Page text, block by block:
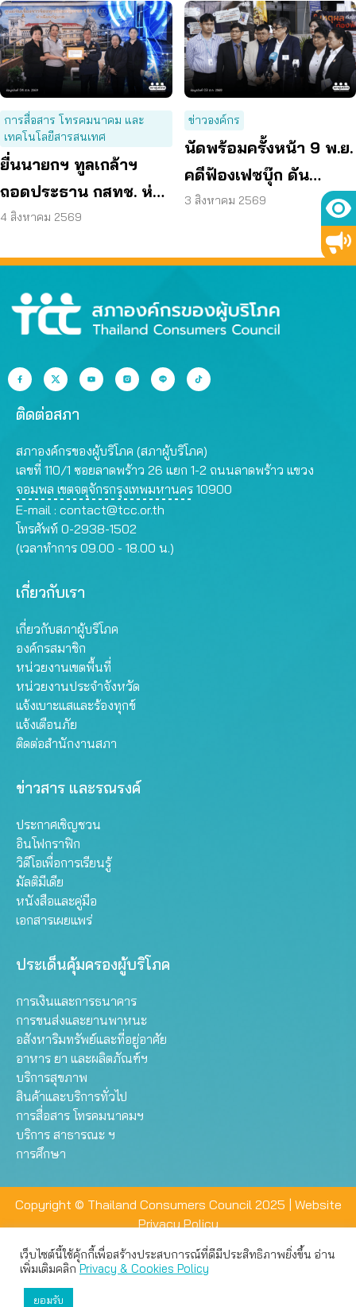
การสื่อสาร โทรคมนาคม และ
เทคโนโลยีสารสนเทศ
ยื่นนายกฯ ทูลเกล้าฯ
ถอดประธาน กสทช. ห่วง
คุ้มครองผู้บริโภคสะดุด
4 สิงหาคม 2569
ข่าวองค์กร
นัดพร้อมครั้งหน้า 9 พ.ย.
คดีฟ้องเฟซบุ๊ก ดัน
แพลตฟอร์มร่วมรับผิด
3 สิงหาคม 2569
ติดต่อสภา
สภาองค์กรของผู้บริโภค (สภาผู้บริโภค)
เลขที่ 110/1 ซอยลาดพร้าว 26 แยก 1-2 ถนนลาดพร้าว แขวง
จอมพล เขตจตุจักรกรุงเทพมหานคร 10900
E-mail : contact@tcc.or.th
โทรศัพท์ 0-2938-1502
(เวลาทำการ 09.00 - 18.00 น.)
เกี่ยวกับเรา
เกี่ยวกับสภาผู้บริโภค
องค์กรสมาชิก
หน่วยงานเขตพื้นที่
หน่วยงานประจำจังหวัด
แจ้งเบาะแสและร้องทุกข์
แจ้งเตือนภัย
ติดต่อสำนักงานสภา
ข่าวสาร และรณรงค์
ประกาศเชิญชวน
อินโฟกราฟิก
วิดีโอเพื่อการเรียนรู้
มัลติมีเดีย
หนังสือและคู่มือ
เอกสารเผยแพร่
ประเด็นคุ้มครองผู้บริโภค
การเงินและการธนาคาร
การขนส่งและยานพาหนะ
อสังหาริมทรัพย์และที่อยู่อาศัย
อาหาร ยา และผลิตภัณฑ์ฯ
บริการสุขภาพ
สินค้าและบริการทั่วไป
การสื่อสาร โทรคมนาคมฯ
บริการ สาธารณะ ฯ
การศึกษา
Copyright © Thailand Consumers Council 2025 | Website
Privacy Policy
เว็บไซต์นี้ใช้คุ้กกี้เพื่อสร้างประสบการณ์ที่ดีมีประสิทธิภาพยิ่งขึ้น อ่าน
เพิ่มเติมคลิกPrivacy & Cookies Policy
ยอมรับ
เว็บไซต์นี้ใช้คุกกี้เพื่อมอบประสบการณ์การใช้งานที่ดีให้แก่ท่าน คุณ
สามารถเลือกตั้งค่าความเป็นส่วนตัวได้